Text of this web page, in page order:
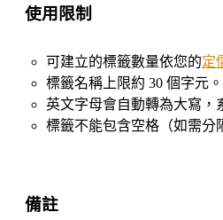
使用限制
可建立的標籤數量依您的定
標籤名稱上限約 30 個字元。
英文字母會自動轉為大寫，
標籤不能包含空格（如需分
備註